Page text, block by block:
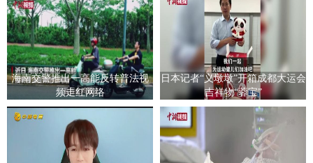
海南交警推出一高能反转普法视
频走红网络
日本记者“义墩墩”开箱成都大运会
吉祥物“蓉宝”